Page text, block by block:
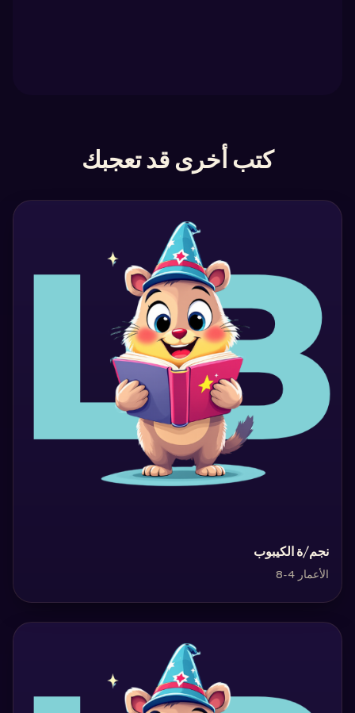
كتب أخرى قد تعجبك
‏نجم/ة الكيبوب‏
الأعمار 4-8